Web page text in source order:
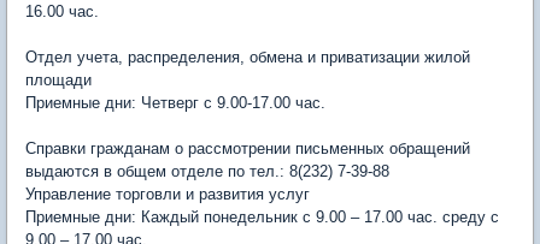
16.00 час.
Отдел учета, распределения, обмена и приватизации жилой
площади
Приемные дни: Четверг с 9.00-17.00 час.
Справки гражданам о рассмотрении письменных обращений
выдаются в общем отделе по тел.: 8(232) 7-39-88
Управление торговли и развития услуг
Приемные дни: Каждый понедельник с 9.00 – 17.00 час. среду с
9.00 – 17.00 час.